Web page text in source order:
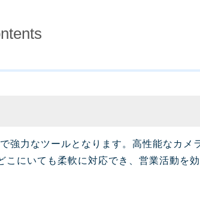
強力なツールとなります。高性能なカ
にいても柔軟に対応でき、営業活動を効